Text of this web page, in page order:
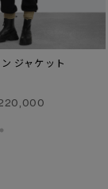
ジャケット